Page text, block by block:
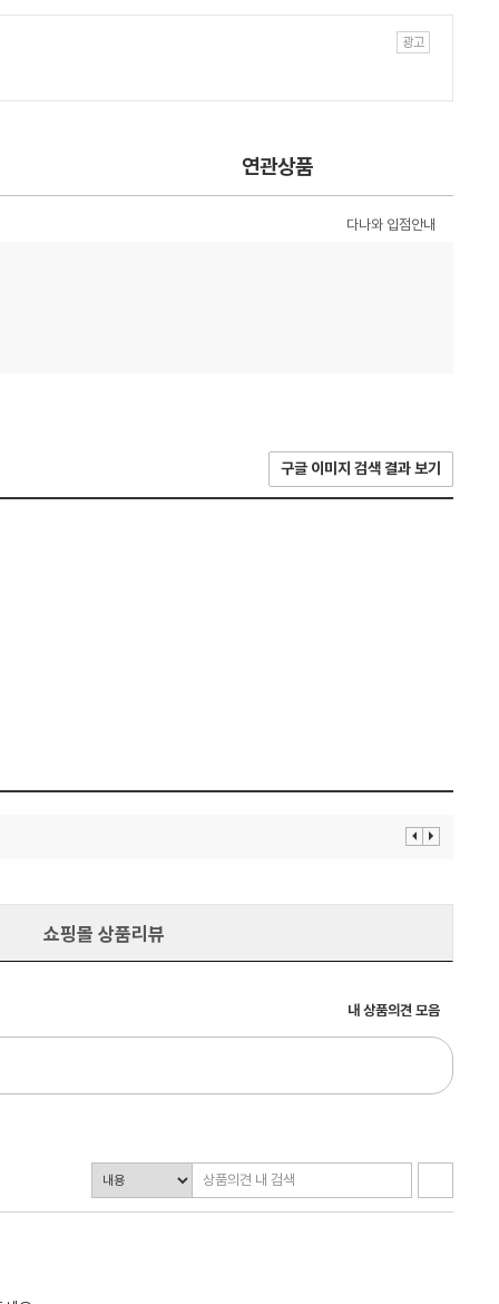
연관상품
다나와 입점안내
구글 이미지 검색 결과 보기
이 다
쇼핑몰 상품리뷰
내 상품의견 모음